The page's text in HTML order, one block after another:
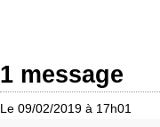
1 message
Le 09/02/2019 à 17h01